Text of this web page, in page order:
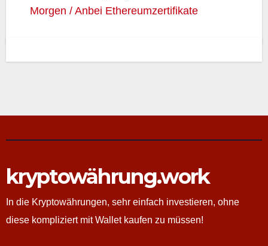
Morgen / Anbei Ethereumzertifikate
kryptowährung.work
In die Kryptowährungen, sehr einfach investieren, ohne
diese kompliziert mit Wallet kaufen zu müssen!